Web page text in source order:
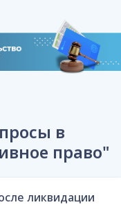
в
право"
ликвидации